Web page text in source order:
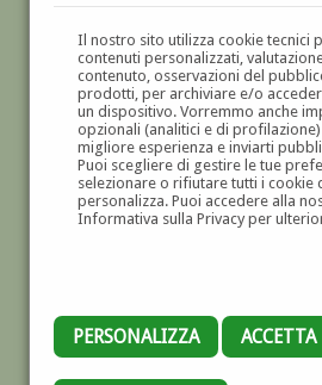
Il nostro sito utilizza cookie tecnici
contenuti personalizzati,
contenuto, osservazioni del
prodotti, per archiviare e/o
un dispositivo. Vorremmo anche
opzionali (analitici e di
migliore esperienza e inviarti
Puoi scegliere di gestire le tue
selezionare o rifiutare tutti i cookie
personalizza. Puoi accedere alla
Informativa sulla Privacy per
PERSONALIZZA ACCETTA
GALLERIAD'ARTE
DIPINTI E